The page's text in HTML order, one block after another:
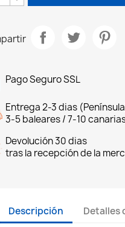
Pago Seguro SSL
Entrega 2-3 dias
3-5 baleares / 7-10
Devolución 30 dias
tras la recepción de la
Descripción Detalles